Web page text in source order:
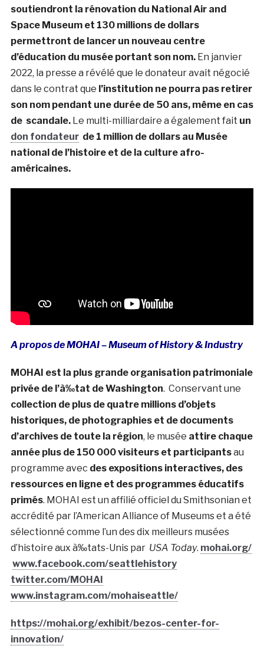
soutiendront la rénovation du National Air and
Space Museum et 130 millions de dollars
permettront de lancer un nouveau centre
d’éducation du musée portant son nom. En janvier
2022, la presse a révélé que le donateur avait négocié
dans le contrat que l’institution ne pourra pas retirer
son nom pendant une durée de 50 ans, même en cas
de scandale. Le multi-milliardaire a également fait un
don fondateurde 1 million de dollars au Musée
national de l’histoire et de la culture afro-
américaines.
A propos de MOHAI – Museum of History & Industry
MOHAI est la plus grande organisation patrimoniale
privée de l’à‰tat de Washington. Conservant une
collection de plus de quatre millions d’objets
historiques, de photographies et de documents
d’archives de toute la région, le musée attire chaque
année plus de 150 000 visiteurs et participantsau
programme avec des expositions interactives, des
ressources en ligne et des programmes éducatifs
primés. MOHAI est un affilié officiel du Smithsonian et
accrédité par l’American Alliance of Museums et a été
sélectionné comme l’un des dix meilleurs musées
d’histoire aux à‰tats-Unis par USA Today. mohai.org/
www.facebook.com/seattlehistory
twitter.com/MOHAI
www.instagram.com/mohaiseattle/
https://mohai.org/exhibit/bezos-center-for-
innovation/